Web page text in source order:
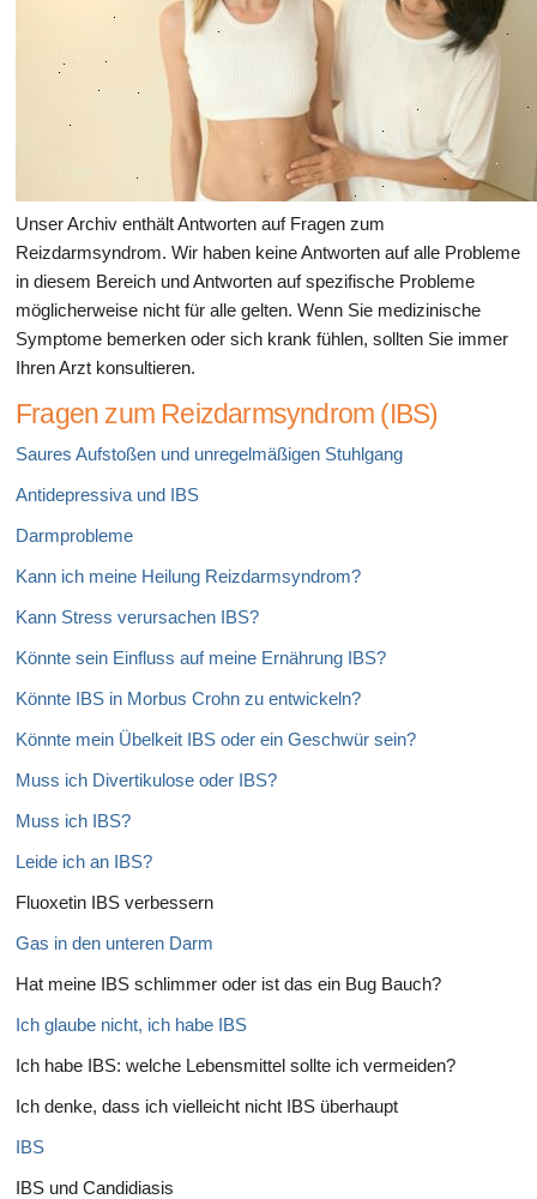
Unser Archiv enthält Antworten auf Fragen zum
Reizdarmsyndrom. Wir haben keine Antworten auf alle Probleme
in diesem Bereich und Antworten auf spezifische Probleme
möglicherweise nicht für alle gelten. Wenn Sie medizinische
Symptome bemerken oder sich krank fühlen, sollten Sie immer
Ihren Arzt konsultieren.
Fragen zum Reizdarmsyndrom (IBS)
Saures Aufstoßen und unregelmäßigen Stuhlgang
Antidepressiva und IBS
Darmprobleme
Kann ich meine Heilung Reizdarmsyndrom?
Kann Stress verursachen IBS?
Könnte sein Einfluss auf meine Ernährung IBS?
Könnte IBS in Morbus Crohn zu entwickeln?
Könnte mein Übelkeit IBS oder ein Geschwür sein?
Muss ich Divertikulose oder IBS?
Muss ich IBS?
Leide ich an IBS?
Fluoxetin IBS verbessern
Gas in den unteren Darm
Hat meine IBS schlimmer oder ist das ein Bug Bauch?
Ich glaube nicht, ich habe IBS
Ich habe IBS: welche Lebensmittel sollte ich vermeiden?
Ich denke, dass ich vielleicht nicht IBS überhaupt
IBS
IBS und Candidiasis